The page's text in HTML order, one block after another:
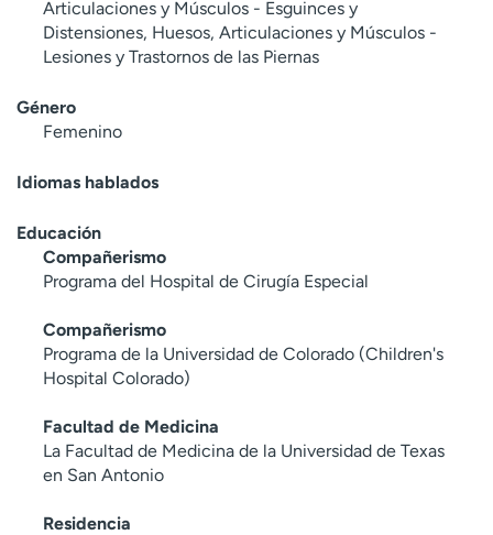
Articulaciones y Músculos - Esguinces y
Distensiones, Huesos, Articulaciones y Músculos -
Lesiones y Trastornos de las Piernas
Género
Femenino
Idiomas hablados
Educación
Compañerismo
Programa del Hospital de Cirugía Especial
Compañerismo
Programa de la Universidad de Colorado (Children's
Hospital Colorado)
Facultad de Medicina
La Facultad de Medicina de la Universidad de Texas
en San Antonio
Residencia